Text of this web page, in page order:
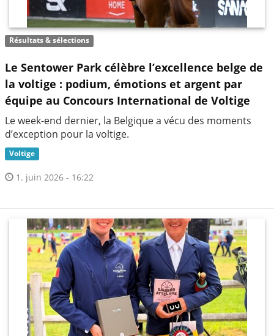
Résultats & sélections
Le Sentower Park célèbre l’excellence belge de
la voltige : podium, émotions et argent par
équipe au Concours International de Voltige
Le week-end dernier, la Belgique a vécu des moments
d’exception pour la voltige.
Voltige
1. juin 2026 - 16:22